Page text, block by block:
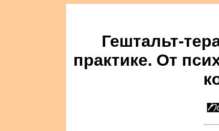
Гештальт-
практике. От